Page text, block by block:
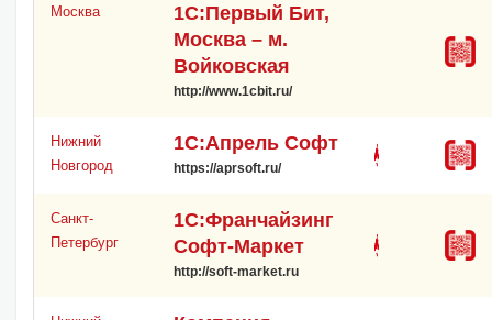
Москва
1С:Первый Бит,
Москва – м.
Войковская
http://www.1cbit.ru/
Нижний
Новгород
1С:Апрель Софт
https://aprsoft.ru/
Санкт-
Петербург
1С:Франчайзинг
Софт-Маркет
http://soft-market.ru